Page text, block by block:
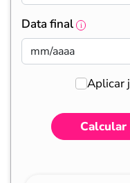
Data final
Aplicar
Calcular